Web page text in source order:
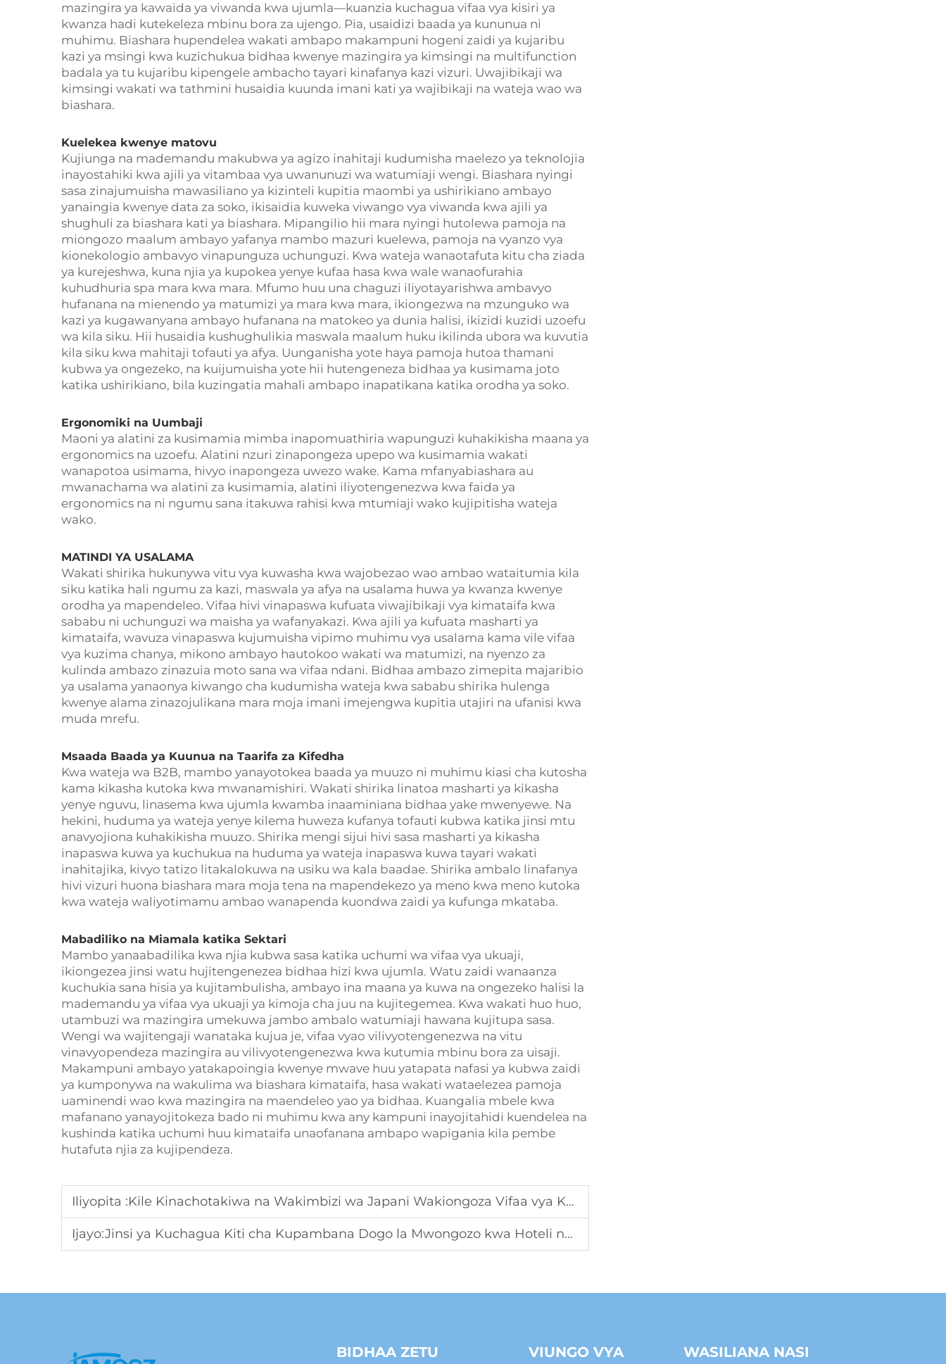
mazingira ya kawaida ya viwanda kwa ujumla—kuanzia kuchagua vifaa vya kisiri ya
kwanza hadi kutekeleza mbinu bora za ujengo. Pia, usaidizi baada ya kununua ni
muhimu. Biashara hupendelea wakati ambapo makampuni hogeni zaidi ya kujaribu
kazi ya msingi kwa kuzichukua bidhaa kwenye mazingira ya kimsingi na multifunction
badala ya tu kujaribu kipengele ambacho tayari kinafanya kazi vizuri. Uwajibikaji wa
kimsingi wakati wa tathmini husaidia kuunda imani kati ya wajibikaji na wateja wao wa
biashara.
Kuelekea kwenye matovu
Kujiunga na mademandu makubwa ya agizo inahitaji kudumisha maelezo ya teknolojia
inayostahiki kwa ajili ya vitambaa vya uwanunuzi wa watumiaji wengi. Biashara nyingi
sasa zinajumuisha mawasiliano ya kizinteli kupitia maombi ya ushirikiano ambayo
yanaingia kwenye data za soko, ikisaidia kuweka viwango vya viwanda kwa ajili ya
shughuli za biashara kati ya biashara. Mipangilio hii mara nyingi hutolewa pamoja na
miongozo maalum ambayo yafanya mambo mazuri kuelewa, pamoja na vyanzo vya
kionekologio ambavyo vinapunguza uchunguzi. Kwa wateja wanaotafuta kitu cha ziada
ya kurejeshwa, kuna njia ya kupokea yenye kufaa hasa kwa wale wanaofurahia
kuhudhuria spa mara kwa mara. Mfumo huu una chaguzi iliyotayarishwa ambavyo
hufanana na mienendo ya matumizi ya mara kwa mara, ikiongezwa na mzunguko wa
kazi ya kugawanyana ambayo hufanana na matokeo ya dunia halisi, ikizidi kuzidi uzoefu
wa kila siku. Hii husaidia kushughulikia maswala maalum huku ikilinda ubora wa kuvutia
kila siku kwa mahitaji tofauti ya afya. Uunganisha yote haya pamoja hutoa thamani
kubwa ya ongezeko, na kuijumuisha yote hii hutengeneza bidhaa ya kusimama joto
katika ushirikiano, bila kuzingatia mahali ambapo inapatikana katika orodha ya soko.
Ergonomiki na Uumbaji
Maoni ya alatini za kusimamia mimba inapomuathiria wapunguzi kuhakikisha maana ya
ergonomics na uzoefu. Alatini nzuri zinapongeza upepo wa kusimamia wakati
wanapotoa usimama, hivyo inapongeza uwezo wake. Kama mfanyabiashara au
mwanachama wa alatini za kusimamia, alatini iliyotengenezwa kwa faida ya
ergonomics na ni ngumu sana itakuwa rahisi kwa mtumiaji wako kujipitisha wateja
wako.
MATINDI YA USALAMA
Wakati shirika hukunywa vitu vya kuwasha kwa wajobezao wao ambao wataitumia kila
siku katika hali ngumu za kazi, maswala ya afya na usalama huwa ya kwanza kwenye
orodha ya mapendeleo. Vifaa hivi vinapaswa kufuata viwajibikaji vya kimataifa kwa
sababu ni uchunguzi wa maisha ya wafanyakazi. Kwa ajili ya kufuata masharti ya
kimataifa, wavuza vinapaswa kujumuisha vipimo muhimu vya usalama kama vile vifaa
vya kuzima chanya, mikono ambayo hautokoo wakati wa matumizi, na nyenzo za
kulinda ambazo zinazuia moto sana wa vifaa ndani. Bidhaa ambazo zimepita majaribio
ya usalama yanaonya kiwango cha kudumisha wateja kwa sababu shirika hulenga
kwenye alama zinazojulikana mara moja imani imejengwa kupitia utajiri na ufanisi kwa
muda mrefu.
Msaada Baada ya Kuunua na Taarifa za Kifedha
Kwa wateja wa B2B, mambo yanayotokea baada ya muuzo ni muhimu kiasi cha kutosha
kama kikasha kutoka kwa mwanamishiri. Wakati shirika linatoa masharti ya kikasha
yenye nguvu, linasema kwa ujumla kwamba inaaminiana bidhaa yake mwenyewe. Na
hekini, huduma ya wateja yenye kilema huweza kufanya tofauti kubwa katika jinsi mtu
anavyojiona kuhakikisha muuzo. Shirika mengi sijui hivi sasa masharti ya kikasha
inapaswa kuwa ya kuchukua na huduma ya wateja inapaswa kuwa tayari wakati
inahitajika, kivyo tatizo litakalokuwa na usiku wa kala baadae. Shirika ambalo linafanya
hivi vizuri huona biashara mara moja tena na mapendekezo ya meno kwa meno kutoka
kwa wateja waliyotimamu ambao wanapenda kuondwa zaidi ya kufunga mkataba.
Mabadiliko na Miamala katika Sektari
Mambo yanaabadilika kwa njia kubwa sasa katika uchumi wa vifaa vya ukuaji,
ikiongezea jinsi watu hujitengenezea bidhaa hizi kwa ujumla. Watu zaidi wanaanza
kuchukia sana hisia ya kujitambulisha, ambayo ina maana ya kuwa na ongezeko halisi la
mademandu ya vifaa vya ukuaji ya kimoja cha juu na kujitegemea. Kwa wakati huo huo,
utambuzi wa mazingira umekuwa jambo ambalo watumiaji hawana kujitupa sasa.
Wengi wa wajitengaji wanataka kujua je, vifaa vyao vilivyotengenezwa na vitu
vinavyopendeza mazingira au vilivyotengenezwa kwa kutumia mbinu bora za uisaji.
Makampuni ambayo yatakapoingia kwenye mwave huu yatapata nafasi ya kubwa zaidi
ya kumponywa na wakulima wa biashara kimataifa, hasa wakati wataelezea pamoja
uaminendi wao kwa mazingira na maendeleo yao ya bidhaa. Kuangalia mbele kwa
mafanano yanayojitokeza bado ni muhimu kwa any kampuni inayojitahidi kuendelea na
kushinda katika uchumi huu kimataifa unaofanana ambapo wapigania kila pembe
hutafuta njia za kujipendeza.
Iliyopita :Kile Kinachotakiwa na Wakimbizi wa Japani Wakiongoza Vifaa vya Kupiga Mapulizi kutoka China
Ijayo:Jinsi ya Kuchagua Kiti cha Kupambana Dogo la Mwongozo kwa Hoteli na Spas: Mwelekeo wa Chaguo B2B
BIDHAA ZETU
VIUNGO VYA
WASILIANA NASI